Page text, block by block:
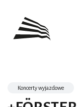
Koncerty wyjazdowe